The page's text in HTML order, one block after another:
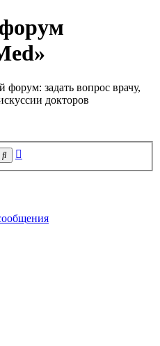
задать вопрос врачу,
докторов
Поиск